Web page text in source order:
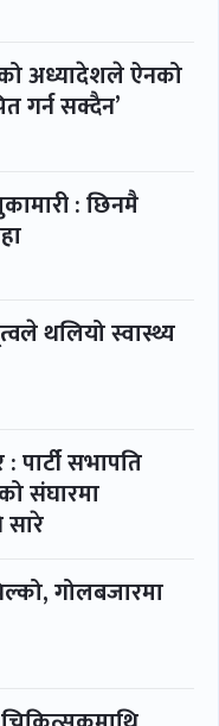
अध्यादेशले ऐनको
गर्न सक्दैन’
: छिनमै
थलियो स्वास्थ्य
पार्टी सभापति
संघारमा
गोलबजारमा